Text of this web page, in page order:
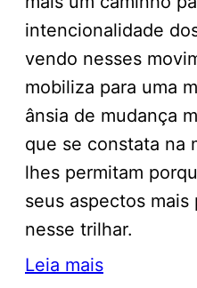
intencionalidade
vendo nesses
mobiliza para uma
ânsia de mudança
que se constata na
lhes permitam
seus aspectos
nesse trilhar.
Leia mais